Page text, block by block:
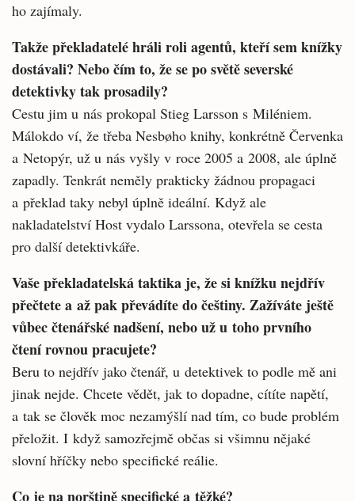
ho zajímaly.
Takže překladatelé hráli roli agentů, kteří sem knížky
dostávali? Nebo čím to, že se po světě severské
detektivky tak prosadily?
Cestu jim u nás prokopal Stieg Larsson s Miléniem.
Málokdo ví, že třeba Nesbøho knihy, konkrétně Červenka
a Netopýr, už u nás vyšly v roce 2005 a 2008, ale úplně
zapadly. Tenkrát neměly prakticky žádnou propagaci
a překlad taky nebyl úplně ideální. Když ale
nakladatelství Host vydalo Larssona, otevřela se cesta
pro další detektivkáře.
Vaše překladatelská taktika je, že si knížku nejdřív
přečtete a až pak převádíte do češtiny. Zažíváte ještě
vůbec čtenářské nadšení, nebo už u toho prvního
čtení rovnou pracujete?
Beru to nejdřív jako čtenář, u detektivek to podle mě ani
jinak nejde. Chcete vědět, jak to dopadne, cítíte napětí,
a tak se člověk moc nezamýšlí nad tím, co bude problém
přeložit. I když samozřejmě občas si všimnu nějaké
slovní hříčky nebo specifické reálie.
Co je na norštině specifické a těžké?